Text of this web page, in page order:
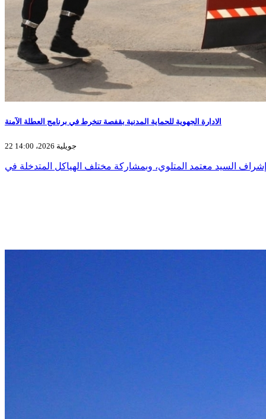
الادارة الجهوية للحماية المدنية بقفصة تنخرط في برنامج العطلة الآمنة
22 جويلية 2026، 14:00